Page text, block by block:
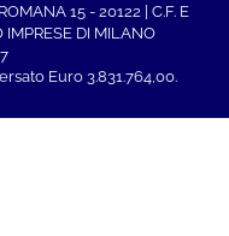
15 - 20122 | C.F. E
IMPRESE DI MILANO
Euro 3.831.764,00.